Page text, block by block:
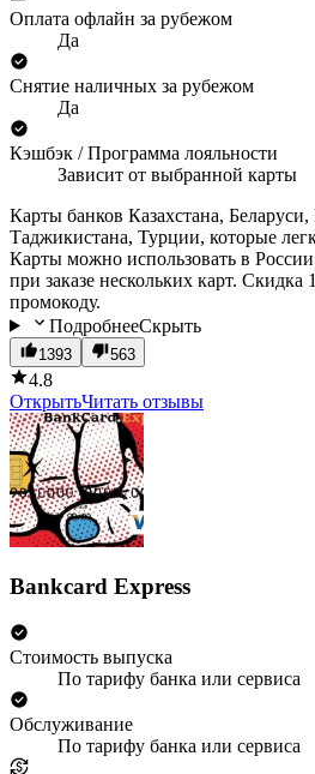
Оплата офлайн за рубежом
Да
Снятие наличных за рубежом
Да
Кэшбэк / Программа лояльности
Зависит от выбранной карты
Карты банков Казахстана,
Таджикистана, Турции, которые
Карты можно использовать в
при заказе нескольких карт. Скидка
промокоду.
ПодробнееСкрыть
1393 563
4.8
ОткрытьЧитать отзывы
Bankcard Express
Стоимость выпуска
По тарифу банка или сервиса
Обслуживание
По тарифу банка или сервиса